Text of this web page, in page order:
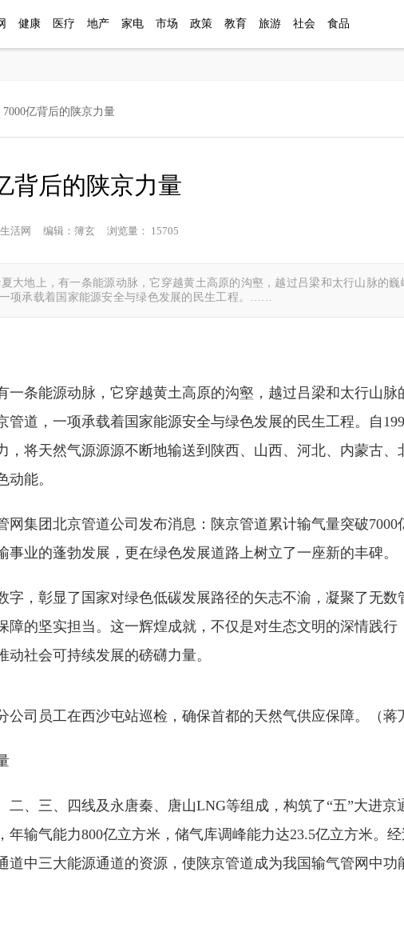
健康 医疗 地产 家电 市场 政策 教育 旅游 社会 食品
亿背后的陕京力量
背后的陕京力量
活网 编辑：簿玄 浏览量： 15705
大地上，有一条能源动脉，它穿越黄土高原的沟壑，越过吕梁和太行山脉的
项承载着国家能源安全与绿色发展的民生工程。……
一条能源动脉，它穿越黄土高原的沟壑，越过吕梁和太行山
管道，一项承载着国家能源安全与绿色发展的民生工程。自
，将天然气源源源不断地输送到陕西、山西、河北、内蒙古
能。
网集团北京管道公司发布消息：陕京管道累计输气量突破
业的蓬勃发展，更在绿色发展道路上树立了一座新的丰碑。
字，彰显了国家对绿色低碳发展路径的矢志不渝，凝聚了无
障的坚实担当。这一辉煌成就，不仅是对生态文明的深情践
社会可持续发展的磅礴力量。
公司员工在西沙屯站巡检，确保首都的天然气供应保障。（蒋
二、三、四线及永唐秦、唐山LNG等组成，构筑了“五”大进京
年输气能力800亿立方米，储气库调峰能力达23.5亿立方米。
道中三大能源通道的资源，使陕京管道成为我国输气管网中